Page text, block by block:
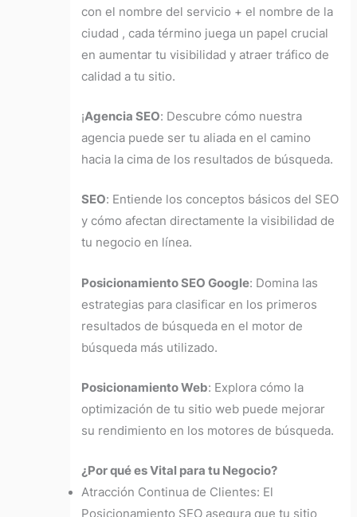
con el nombre del servicio + el nombre de la
ciudad , cada término juega un papel crucial
en aumentar tu visibilidad y atraer tráfico de
calidad a tu sitio.
¡Agencia SEO: Descubre cómo nuestra
agencia puede ser tu aliada en el camino
hacia la cima de los resultados de búsqueda.
SEO: Entiende los conceptos básicos del SEO
y cómo afectan directamente la visibilidad de
tu negocio en línea.
Posicionamiento SEO Google: Domina las
estrategias para clasificar en los primeros
resultados de búsqueda en el motor de
búsqueda más utilizado.
Posicionamiento Web: Explora cómo la
optimización de tu sitio web puede mejorar
su rendimiento en los motores de búsqueda.
¿Por qué es Vital para tu Negocio?
Atracción Continua de Clientes: El